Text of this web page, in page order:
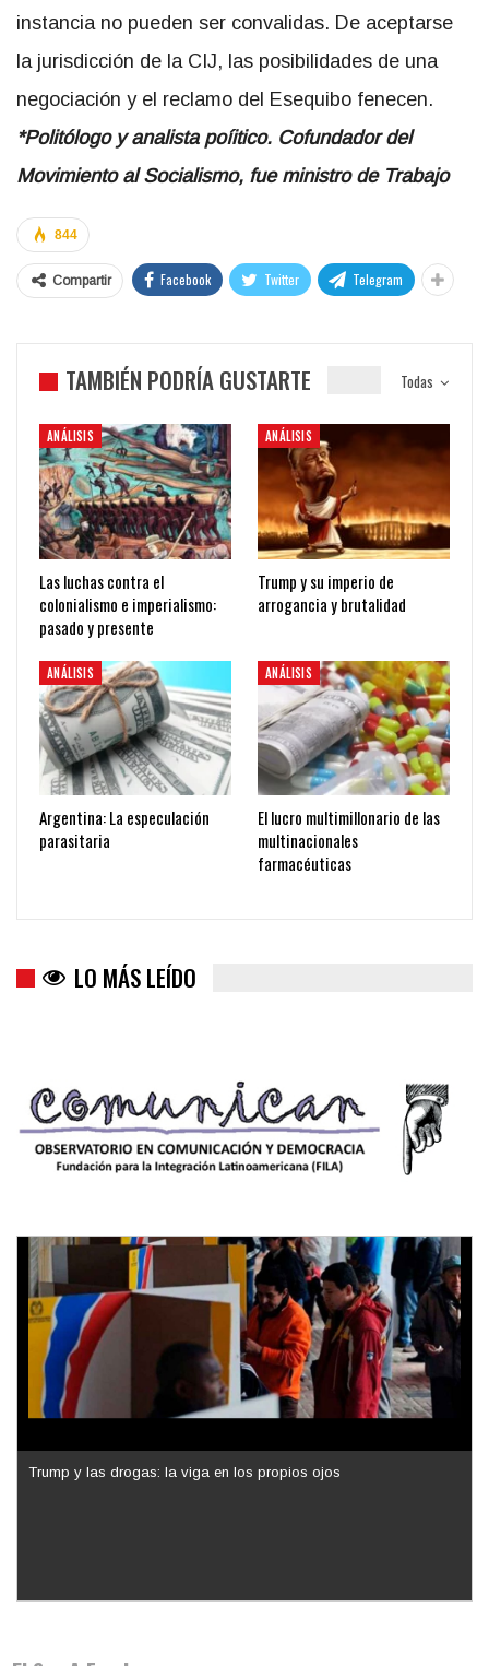
instancia no pueden ser convalidas. De aceptarse
la jurisdicción de la CIJ, las posibilidades de una
negociación y el reclamo del Esequibo fenecen.
*Politólogo y analista poíitico. Cofundador del
Movimiento al Socialismo, fue ministro de Trabajo
844
Compartir Facebook Twitter Telegram
Todas
TAMBIÉN PODRÍA GUSTARTE
ANÁLISIS
Las luchas contra el
colonialismo e imperialismo:
pasado y presente
ANÁLISIS
Trump y su imperio de
arrogancia y brutalidad
ANÁLISIS
Argentina: La especulación
parasitaria
ANÁLISIS
El lucro multimillonario de las
multinacionales
farmacéuticas
LO MÁS LEÍDO
Trump y las drogas: la viga en los propios ojos
Los latinos le van dando la espalda a Trump